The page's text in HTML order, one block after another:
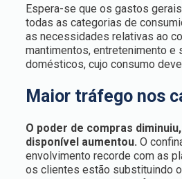
Espera-se que os gastos
todas as categorias de
as necessidades relativas ao
mantimentos, entretenimento e
domésticos, cujo consumo deve
Maior tráfego nos
O poder de compras
disponível aumentou. O
envolvimento recorde com as
os clientes estão substituindo